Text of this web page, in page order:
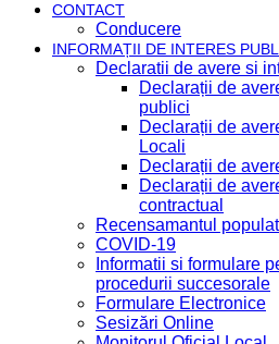
CONTACT
Conducere
INFORMAȚII DE INTERES
Declaratii de avere si
Declarații de
publici
Declarații de
Locali
Declarații de
Declarații de
contractual
Recensamantul
COVID-19
Informatii si formulare
procedurii succesorale
Formulare Electronice
Sesizări Online